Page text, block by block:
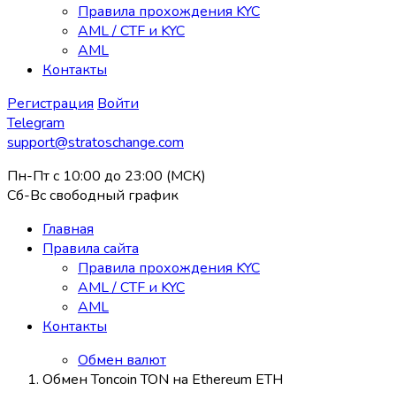
Правила прохождения KYC
AML / CTF и KYC
AML
Контакты
Регистрация Войти
Telegram
support@stratoschange.com
Пн-Пт с 10:00 до 23:00 (МСК)
Сб-Вс свободный график
Главная
Правила сайта
Правила прохождения KYC
AML / CTF и KYC
AML
Контакты
Обмен валют
Обмен Toncoin TON на Ethereum ETH